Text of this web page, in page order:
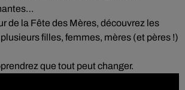
de la Fête des Mères, découvrez les
filles, femmes, mères (et pères !)
que tout peut changer.